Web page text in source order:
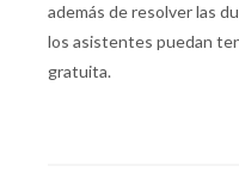
además de resolver las
los asistentes puedan
gratuita.